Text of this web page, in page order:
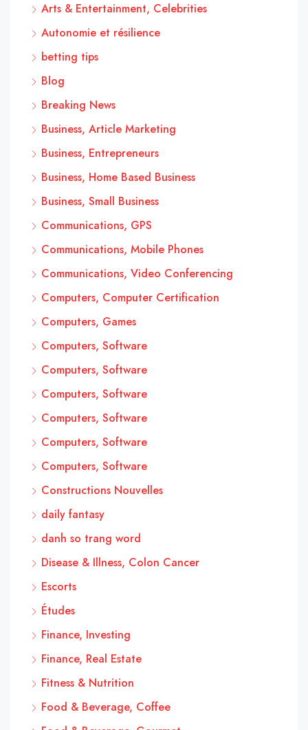
Arts & Entertainment, Celebrities
Autonomie et résilience
betting tips
Blog
Breaking News
Business, Article Marketing
Business, Entrepreneurs
Business, Home Based Business
Business, Small Business
Communications, GPS
Communications, Mobile Phones
Communications, Video Conferencing
Computers, Computer Certification
Computers, Games
Computers, Software
Computers, Software
Computers, Software
Computers, Software
Computers, Software
Computers, Software
Constructions Nouvelles
daily fantasy
danh so trang word
Disease & Illness, Colon Cancer
Escorts
Études
Finance, Investing
Finance, Real Estate
Fitness & Nutrition
Food & Beverage, Coffee